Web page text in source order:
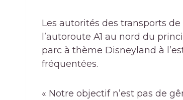
Les autorités des transports
l’autoroute A1 au nord du
parc à thème Disneyland à
fréquentées.
« Notre objectif n’est pas de